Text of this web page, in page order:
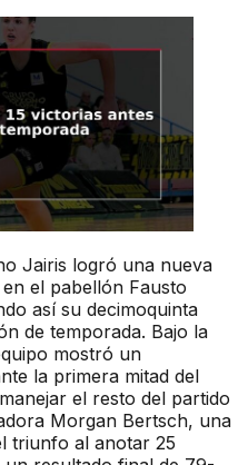
Jairis logró una nueva
el pabellón Fausto
así su decimoquinta
de temporada. Bajo la
mostró un
la primera mitad del
el resto del partido
Morgan Bertsch, una
triunfo al anotar 25